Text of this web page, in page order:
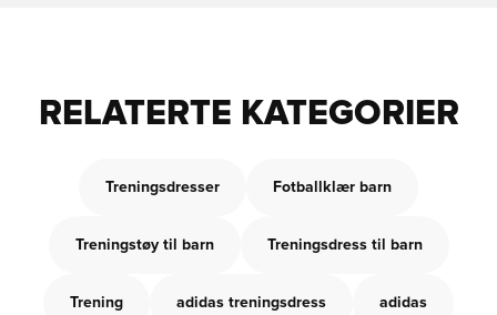
RELATERTE KATEGORIER
Treningsdresser Fotballklær barn
Treningstøy til barn Treningsdress til barn
Trening adidas treningsdress adidas